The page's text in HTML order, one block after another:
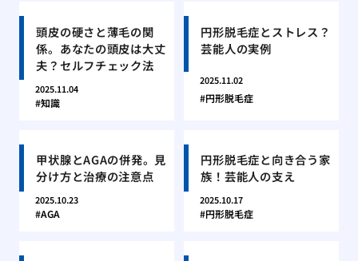
頭皮の硬さと薄毛の関
係。あなたの頭皮は大丈
夫？セルフチェック法
2025.11.04
知識
円形脱毛症とストレス？
芸能人の実例
2025.11.02
円形脱毛症
甲状腺とAGAの併発。見
分け方と治療の注意点
2025.10.23
AGA
円形脱毛症と向き合う家
族！芸能人の支え
2025.10.17
円形脱毛症